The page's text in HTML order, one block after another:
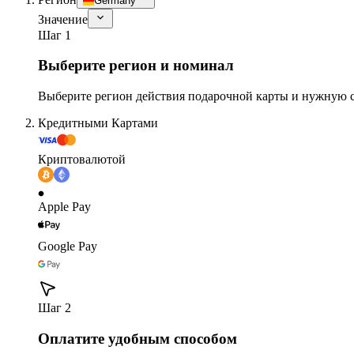
Значение
Шаг 1
Выберите регион и номинал
Выберите регион действия подарочной карты и нужную
Кредитными Картами
Криптовалютой
Apple Pay
Google Pay
Шаг 2
Оплатите удобным способом